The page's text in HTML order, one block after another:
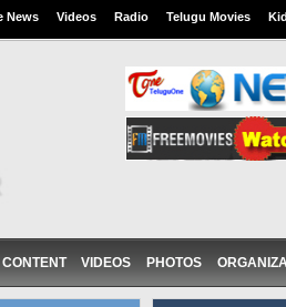
News Videos Radio Telugu Movies
CONTENT VIDEOS PHOTOS